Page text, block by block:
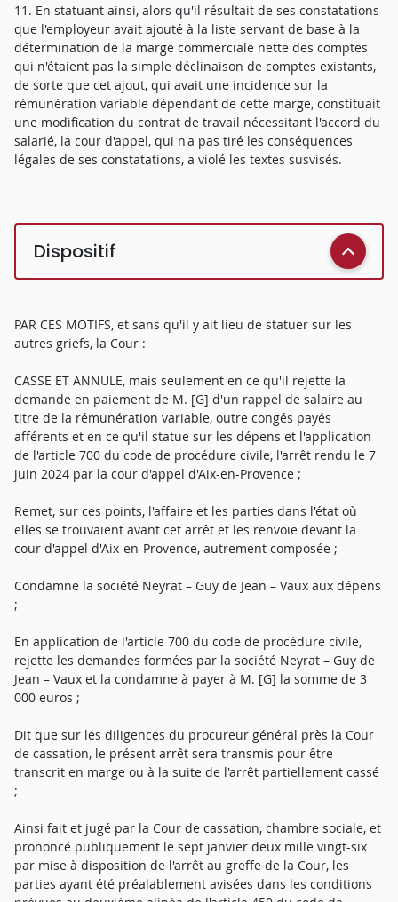
11. En statuant ainsi, alors qu'il résultait de ses constatations
que l'employeur avait ajouté à la liste servant de base à la
détermination de la marge commerciale nette des comptes
qui n'étaient pas la simple déclinaison de comptes existants,
de sorte que cet ajout, qui avait une incidence sur la
rémunération variable dépendant de cette marge, constituait
une modification du contrat de travail nécessitant l'accord du
salarié, la cour d'appel, qui n'a pas tiré les conséquences
légales de ses constatations, a violé les textes susvisés.
Dispositif
PAR CES MOTIFS, et sans qu'il y ait lieu de statuer sur les
autres griefs, la Cour :
CASSE ET ANNULE, mais seulement en ce qu'il rejette la
demande en paiement de M. [G] d'un rappel de salaire au
titre de la rémunération variable, outre congés payés
afférents et en ce qu'il statue sur les dépens et l'application
de l'article 700 du code de procédure civile, l'arrêt rendu le 7
juin 2024 par la cour d'appel d'Aix-en-Provence ;
Remet, sur ces points, l'affaire et les parties dans l'état où
elles se trouvaient avant cet arrêt et les renvoie devant la
cour d'appel d'Aix-en-Provence, autrement composée ;
Condamne la société Neyrat – Guy de Jean – Vaux aux dépens
;
En application de l'article 700 du code de procédure civile,
rejette les demandes formées par la société Neyrat – Guy de
Jean – Vaux et la condamne à payer à M. [G] la somme de 3
000 euros ;
Dit que sur les diligences du procureur général près la Cour
de cassation, le présent arrêt sera transmis pour être
transcrit en marge ou à la suite de l'arrêt partiellement cassé
;
Ainsi fait et jugé par la Cour de cassation, chambre sociale, et
prononcé publiquement le sept janvier deux mille vingt-six
par mise à disposition de l'arrêt au greffe de la Cour, les
parties ayant été préalablement avisées dans les conditions